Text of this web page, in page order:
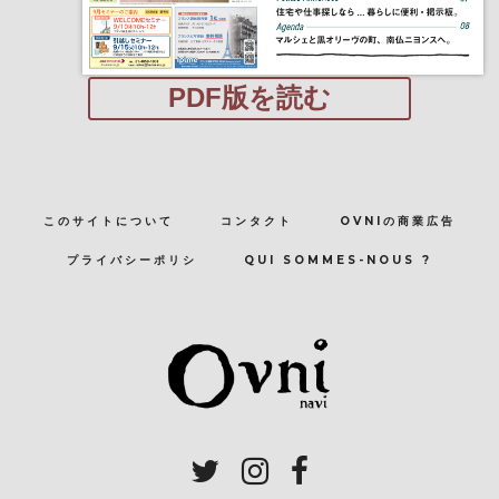
PDF版を読む
このサイトについて コンタクト OVNIの商業広告
プライバシーポリシ QUI SOMMES-NOUS ?